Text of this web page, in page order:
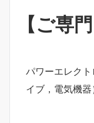
【ご専門
パワーエレク
イブ，電気機器